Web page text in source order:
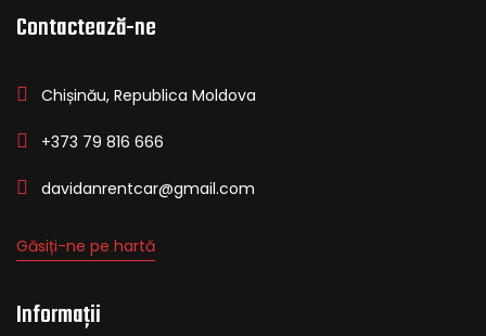
Contactează-ne
Chișinău, Republica Moldova
+373 79 816 666
davidanrentcar@gmail.com
Găsiți-ne pe hartă
Informații